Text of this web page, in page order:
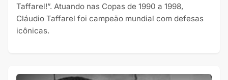
Taffarel!”. Atuando nas Copas de 1990 a 1998,
Cláudio Taffarel foi campeão mundial com defesas
icônicas.